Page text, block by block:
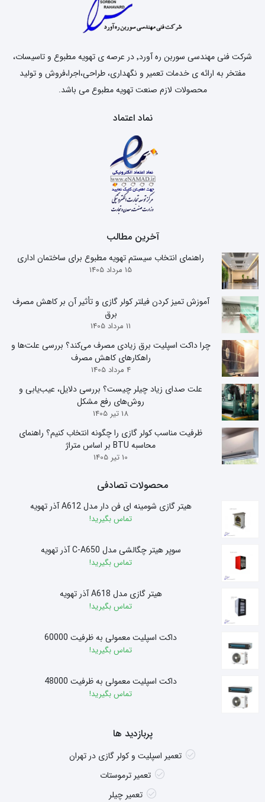
شرکت فنی مهندسی سوربن ره آورد٬ در عرصه ی تهویه مطبوع و تاسیسات،
مفتخر به ارائه ی خدمات تعمیر و نگهداری، طراحی،اجرا،فروش و تولید
محصولات لازم صنعت تهویه مطبوع می باشد.
نماد اعتماد
آخرین مطالب
راهنمای انتخاب سیستم تهویه مطبوع برای ساختمان اداری
15 مرداد 1405
آموزش تمیز کردن فیلتر کولر گازی و تأثیر آن بر کاهش مصرف
برق
11 مرداد 1405
چرا داکت اسپلیت برق زیادی مصرف می‌کند؟ بررسی علت‌ها و
راهکارهای کاهش مصرف
4 مرداد 1405
علت صدای زیاد چیلر چیست؟ بررسی دلایل، عیب‌یابی و
روش‌های رفع مشکل
18 تیر 1405
ظرفیت مناسب کولر گازی را چگونه انتخاب کنیم؟ راهنمای
محاسبه BTU بر اساس متراژ
10 تیر 1405
محصولات تصادفی
هیتر گازی شومینه ای فن دار مدل A612 آذر تهویه
تماس بگیرید!
سوپر هیتر چگالشی مدل C-A650 آذر تهویه
تماس بگیرید!
هیتر گازی مدل A618 آذر تهویه
تماس بگیرید!
داکت اسپلیت معمولی به ظرفیت 60000
تماس بگیرید!
داکت اسپلیت معمولی به ظرفیت 48000
تماس بگیرید!
پربازدید ها
تعمیر اسپلیت و کولر گازی در تهران
تعمیر ترموستات
تعمیر چیلر